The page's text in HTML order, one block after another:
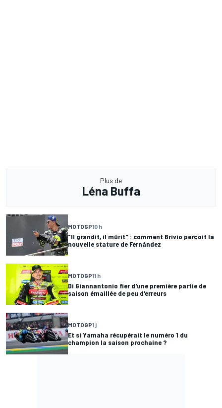
Plus de
Léna Buffa
MOTOGP10 h
"Il grandit, il mûrit" : comment Brivio perçoit la
nouvelle stature de Fernández
MOTOGP11 h
Di Giannantonio fier d'une première partie de
saison émaillée de peu d'erreurs
MOTOGP1 j
Et si Yamaha récupérait le numéro 1 du
champion la saison prochaine ?